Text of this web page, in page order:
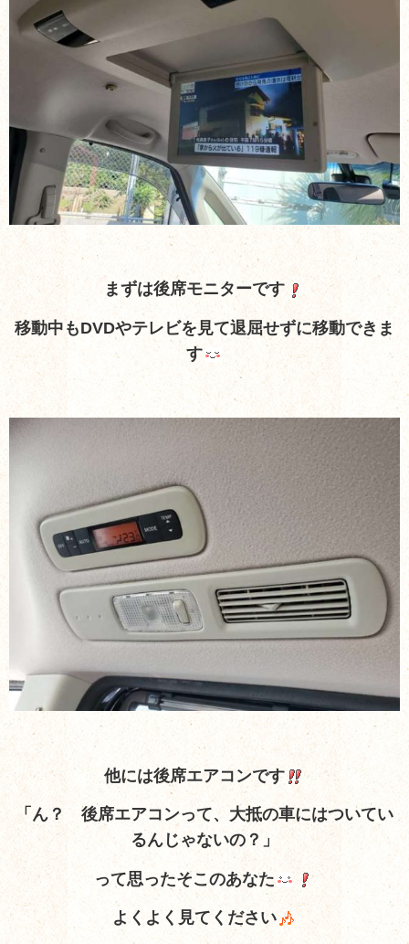
まずは後席モニターです
移動中もDVDやテレビを見て退屈せずに移動できま
す
他には後席エアコンです
「ん？ 後席エアコンって、大抵の車にはついてい
るんじゃないの？」
って思ったそこのあなた
よくよく見てください